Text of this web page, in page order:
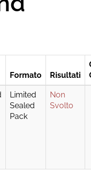
Formato Risultati
Limited
Sealed
Pack
Non
Svolto